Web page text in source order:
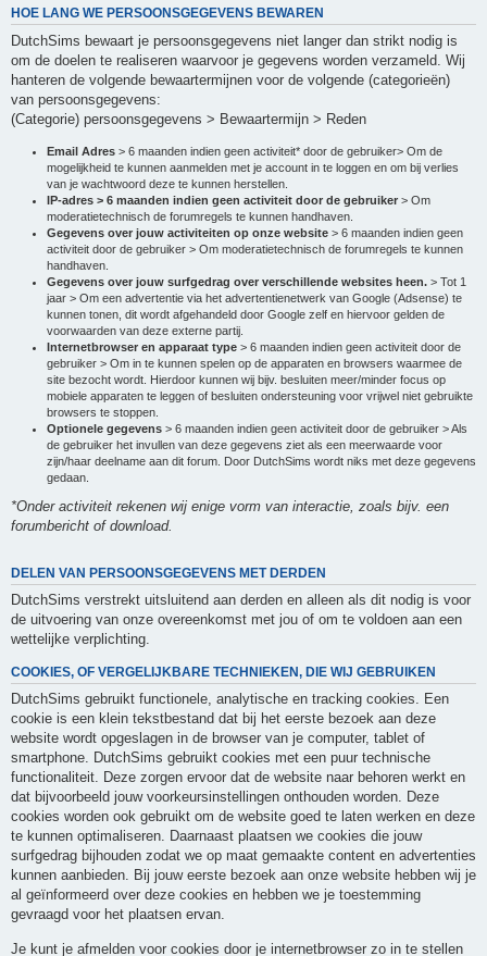
HOE LANG WE PERSOONSGEGEVENS BEWAREN
DutchSims bewaart je persoonsgegevens niet langer dan strikt nodig is
om de doelen te realiseren waarvoor je gegevens worden verzameld. Wij
hanteren de volgende bewaartermijnen voor de volgende (categorieën)
van persoonsgegevens:
(Categorie) persoonsgegevens > Bewaartermijn > Reden
Email Adres > 6 maanden indien geen activiteit* door de gebruiker> Om de
mogelijkheid te kunnen aanmelden met je account in te loggen en om bij verlies
van je wachtwoord deze te kunnen herstellen.
IP-adres > 6 maanden indien geen activiteit door de gebruiker > Om
moderatietechnisch de forumregels te kunnen handhaven.
Gegevens over jouw activiteiten op onze website > 6 maanden indien geen
activiteit door de gebruiker > Om moderatietechnisch de forumregels te kunnen
handhaven.
Gegevens over jouw surfgedrag over verschillende websites heen. > Tot 1
jaar > Om een advertentie via het advertentienetwerk van Google (Adsense) te
kunnen tonen, dit wordt afgehandeld door Google zelf en hiervoor gelden de
voorwaarden van deze externe partij.
Internetbrowser en apparaat type > 6 maanden indien geen activiteit door de
gebruiker > Om in te kunnen spelen op de apparaten en browsers waarmee de
site bezocht wordt. Hierdoor kunnen wij bijv. besluiten meer/minder focus op
mobiele apparaten te leggen of besluiten ondersteuning voor vrijwel niet gebruikte
browsers te stoppen.
Optionele gegevens > 6 maanden indien geen activiteit door de gebruiker > Als
de gebruiker het invullen van deze gegevens ziet als een meerwaarde voor
zijn/haar deelname aan dit forum. Door DutchSims wordt niks met deze gegevens
gedaan.
*Onder activiteit rekenen wij enige vorm van interactie, zoals bijv. een
forumbericht of download.
DELEN VAN PERSOONSGEGEVENS MET DERDEN
DutchSims verstrekt uitsluitend aan derden en alleen als dit nodig is voor
de uitvoering van onze overeenkomst met jou of om te voldoen aan een
wettelijke verplichting.
COOKIES, OF VERGELIJKBARE TECHNIEKEN, DIE WIJ GEBRUIKEN
DutchSims gebruikt functionele, analytische en tracking cookies. Een
cookie is een klein tekstbestand dat bij het eerste bezoek aan deze
website wordt opgeslagen in de browser van je computer, tablet of
smartphone. DutchSims gebruikt cookies met een puur technische
functionaliteit. Deze zorgen ervoor dat de website naar behoren werkt en
dat bijvoorbeeld jouw voorkeursinstellingen onthouden worden. Deze
cookies worden ook gebruikt om de website goed te laten werken en deze
te kunnen optimaliseren. Daarnaast plaatsen we cookies die jouw
surfgedrag bijhouden zodat we op maat gemaakte content en advertenties
kunnen aanbieden. Bij jouw eerste bezoek aan onze website hebben wij je
al geïnformeerd over deze cookies en hebben we je toestemming
gevraagd voor het plaatsen ervan.
Je kunt je afmelden voor cookies door je internetbrowser zo in te stellen